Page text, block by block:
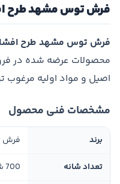
فرش توس مشهد طرح
فرش توس مشهد طرح
محصولات عرضه شده در
اصیل و مواد اولیه مرغوب
مشخصات فنی محصول
برند فرش
تعداد شانه 700 شانه